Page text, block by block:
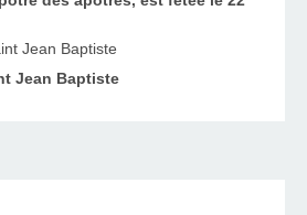
Jean Baptiste